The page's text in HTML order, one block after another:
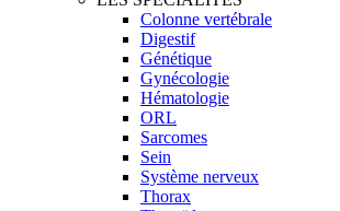
Colonne vertébrale
Digestif
Génétique
Gynécologie
Hématologie
ORL
Sarcomes
Sein
Système nerveux
Thorax